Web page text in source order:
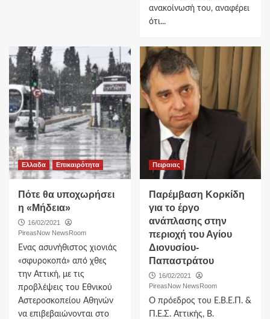
ανακοίνωσή του, αναφέρει
ότι...
Ελλαδα Επικαιρότητα
Πότε θα υποχωρήσει
η «Μήδεια»
16/02/2021
PireasNow NewsRoom
Ενας ασυνήθιστος χιονιάς
«σφυροκοπά» από χθες
την Αττική, με τις
προβλέψεις του Εθνικού
Αστεροσκοπείου Αθηνών
να επιβεβαιώνονται στο
Πειραιας
Παρέμβαση Κορκίδη
για το έργο
ανάπλασης στην
περιοχή του Αγίου
Διονυσίου-
Παπαστράτου
16/02/2021
PireasNow NewsRoom
Ο πρόεδρος του Ε.Β.Ε.Π. &
Π.Ε.Σ. Αττικής, Β.